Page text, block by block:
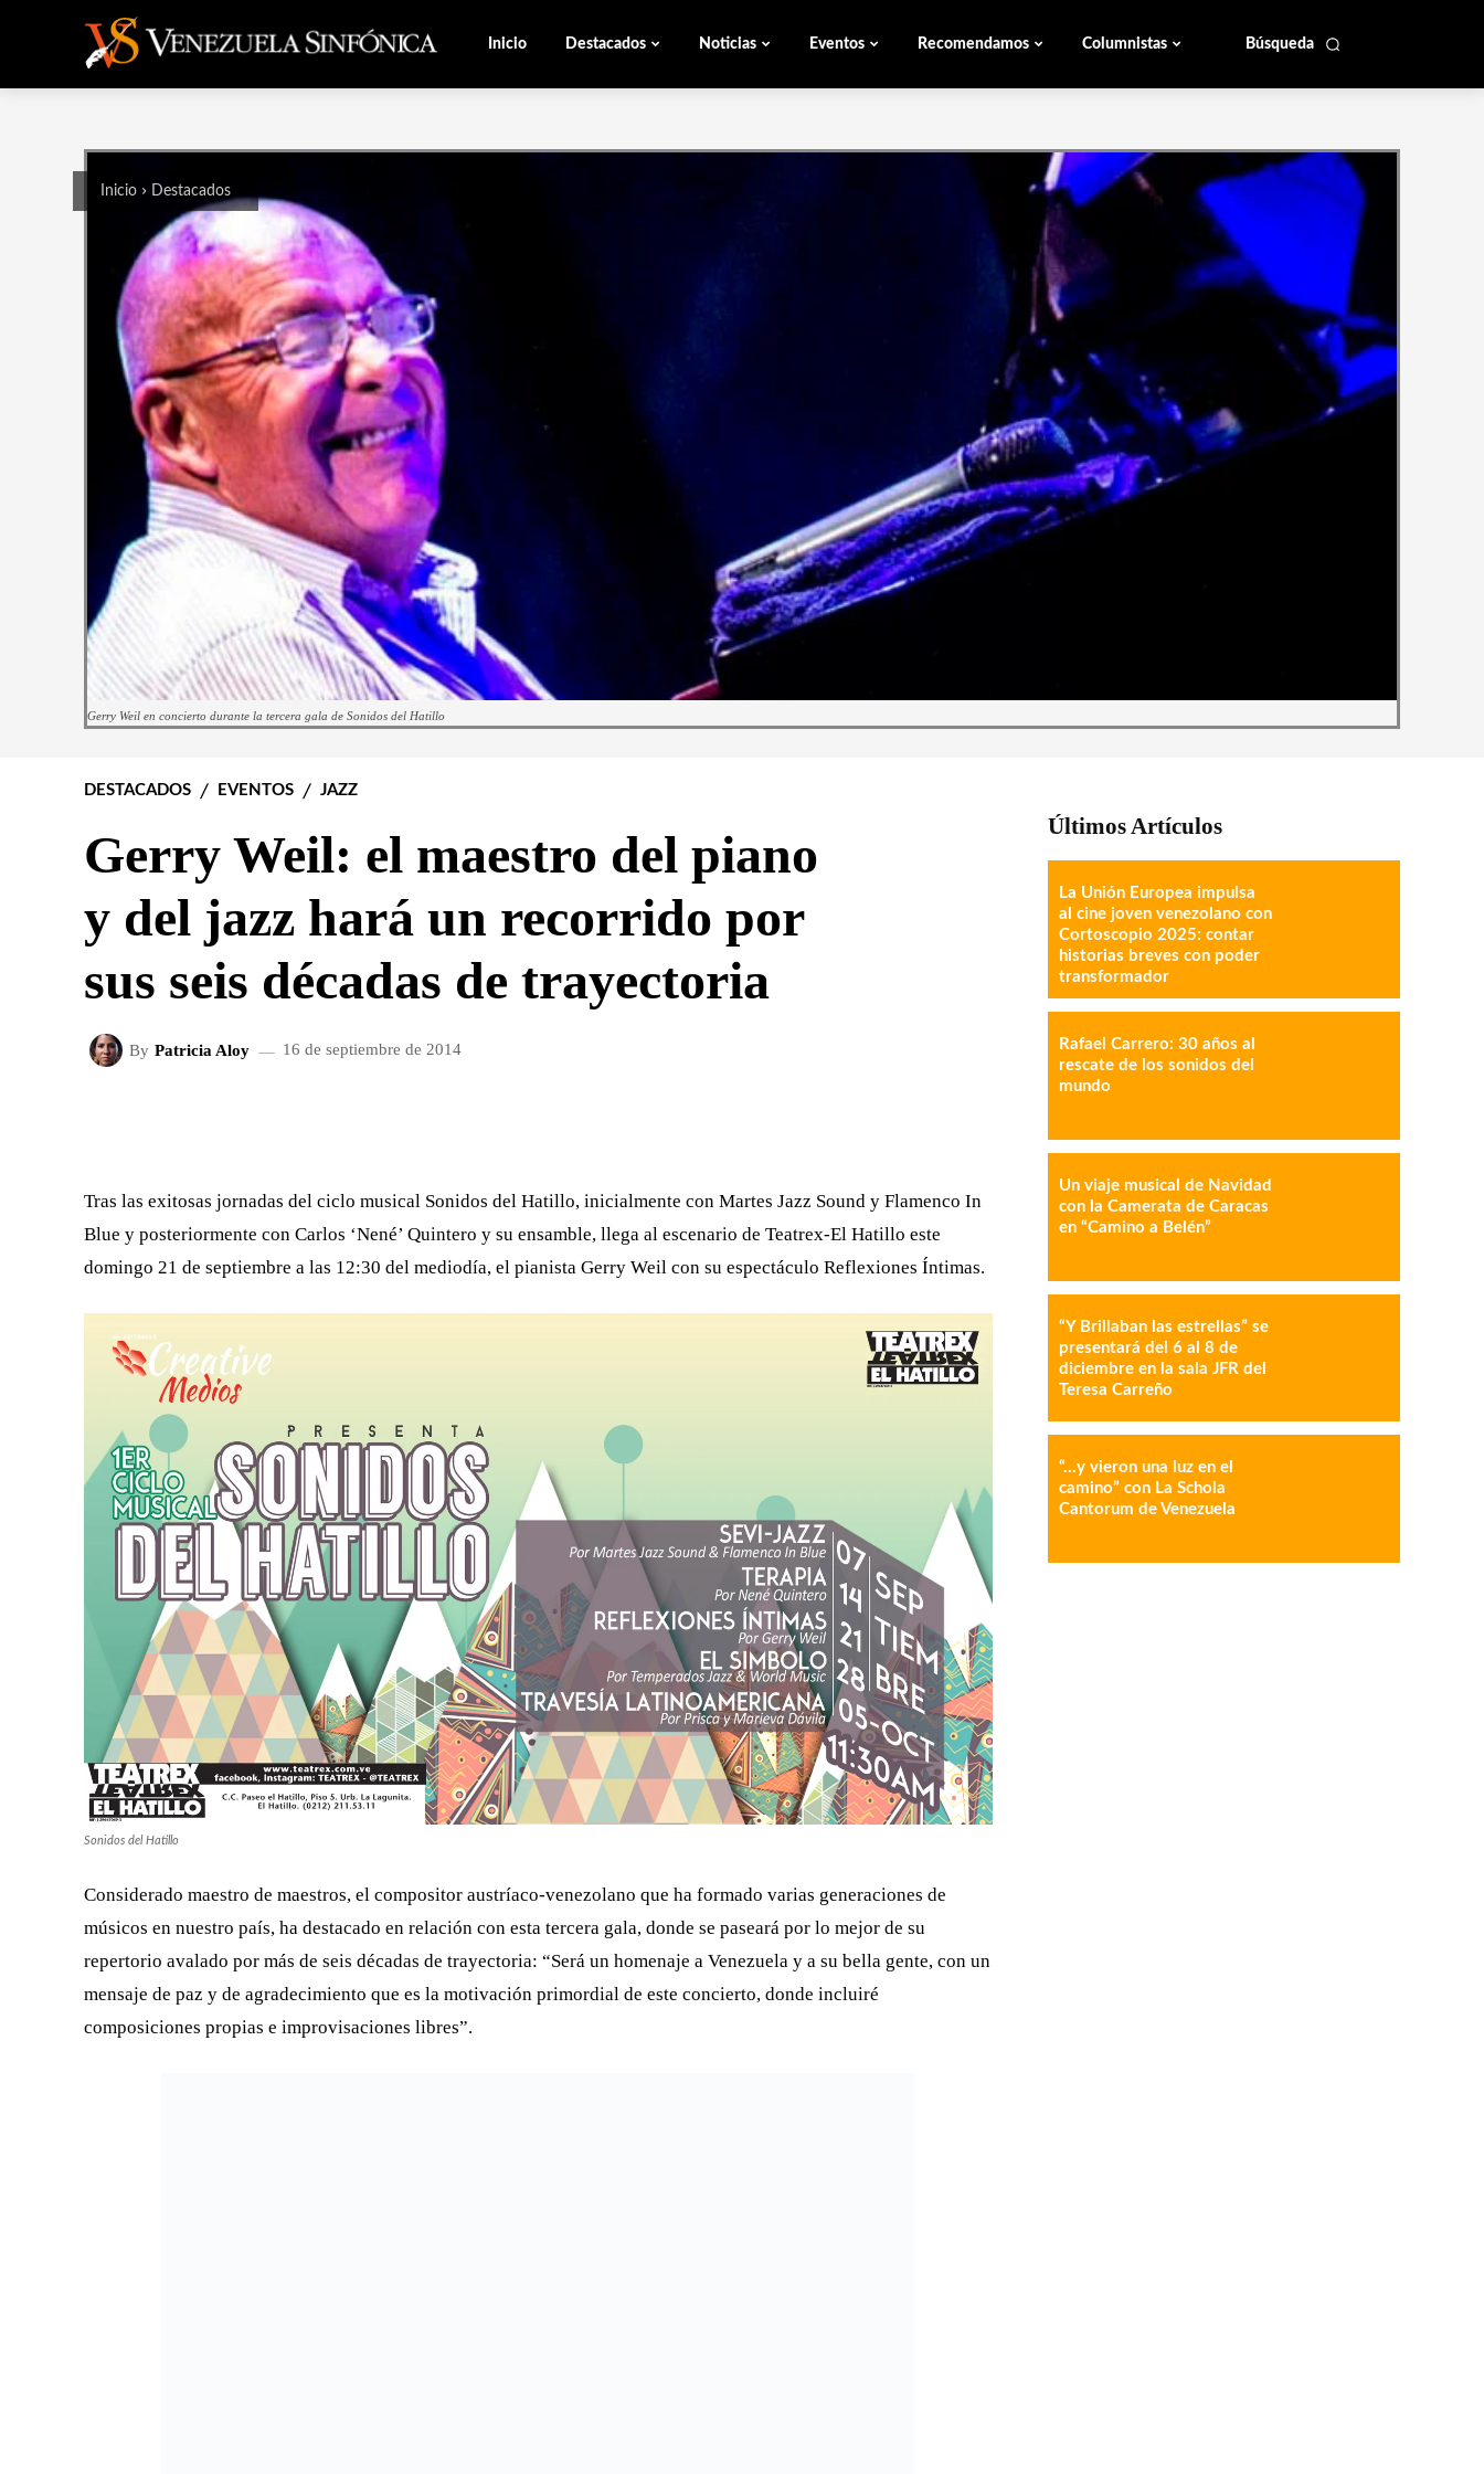
Búsqueda
Inicio Destacados Noticias Eventos Recomendamos Columnistas
Inicio Destacados
Gerry Weil en concierto durante la tercera gala de Sonidos del Hatillo
DESTACADOS EVENTOS JAZZ
Gerry Weil: el maestro del piano
y del jazz hará un recorrido por
sus seis décadas de trayectoria
By Patricia Aloy 16 de septiembre de 2014
Tras las exitosas jornadas del ciclo musical Sonidos del Hatillo, inicialmente con Martes Jazz Sound y Flamenco In
Blue y posteriormente con Carlos ‘Nené’ Quintero y su ensamble, llega al escenario de Teatrex-El Hatillo este
domingo 21 de septiembre a las 12:30 del mediodía, el pianista Gerry Weil con su espectáculo Reflexiones Íntimas.
Sonidos del Hatillo
Considerado maestro de maestros, el compositor austríaco-venezolano que ha formado varias generaciones de
músicos en nuestro país, ha destacado en relación con esta tercera gala, donde se paseará por lo mejor de su
repertorio avalado por más de seis décadas de trayectoria: “Será un homenaje a Venezuela y a su bella gente, con un
mensaje de paz y de agradecimiento que es la motivación primordial de este concierto, donde incluiré
composiciones propias e improvisaciones libres”.
Últimos Artículos
La Unión Europea impulsa
al cine joven venezolano con
Cortoscopio 2025: contar
historias breves con poder
transformador
Rafael Carrero: 30 años al
rescate de los sonidos del
mundo
Un viaje musical de Navidad
con la Camerata de Caracas
en “Camino a Belén”
“Y Brillaban las estrellas” se
presentará del 6 al 8 de
diciembre en la sala JFR del
Teresa Carreño
“…y vieron una luz en el
camino” con La Schola
Cantorum de Venezuela